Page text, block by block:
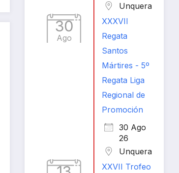
Unquera
30
Ago
XXXVII
Regata
Santos
Mártires - 5º
Regata Liga
Regional de
Promoción
30 Ago
26
Unquera
XXVII Trofeo